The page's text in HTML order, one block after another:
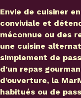
Envie de cuisiner
conviviale et
méconnue ou des
une cuisine
simplement de
d’un repas
d’ouverture, la
habitués ou de